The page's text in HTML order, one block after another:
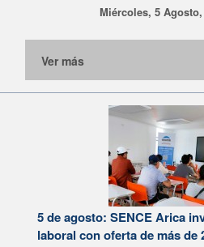
Miércoles, 5 Agosto,
Ver más
5 de agosto: SENCE Arica
laboral con oferta de más de